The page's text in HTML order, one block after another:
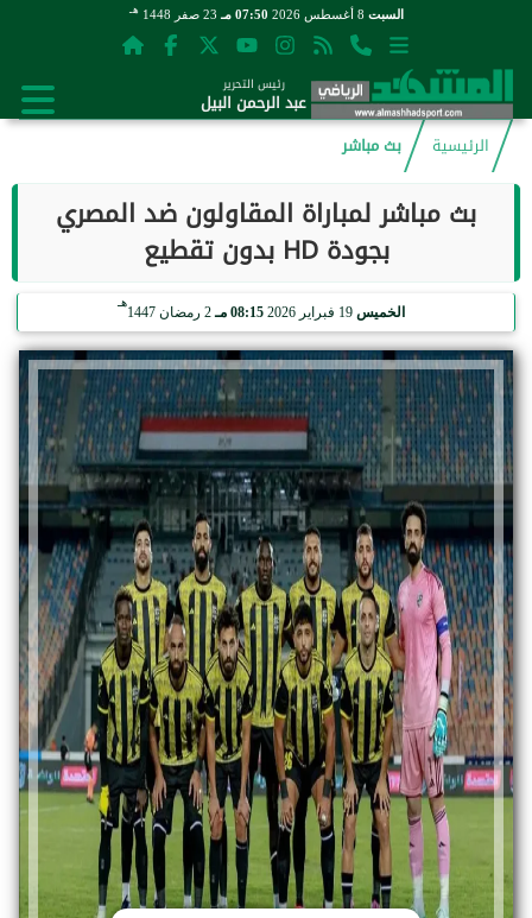
السبت 07:50 مـ 23 صفر 1448 هـ
رئيس التحرير
عبد الرحمن البيل
الرئيسية
بث مباشر
بث مباشر لمباراة المقاولون ضد المصري
بجودة HD بدون تقطيع
الخميس 08:15 مـ 2 رمضان 1447
هـ